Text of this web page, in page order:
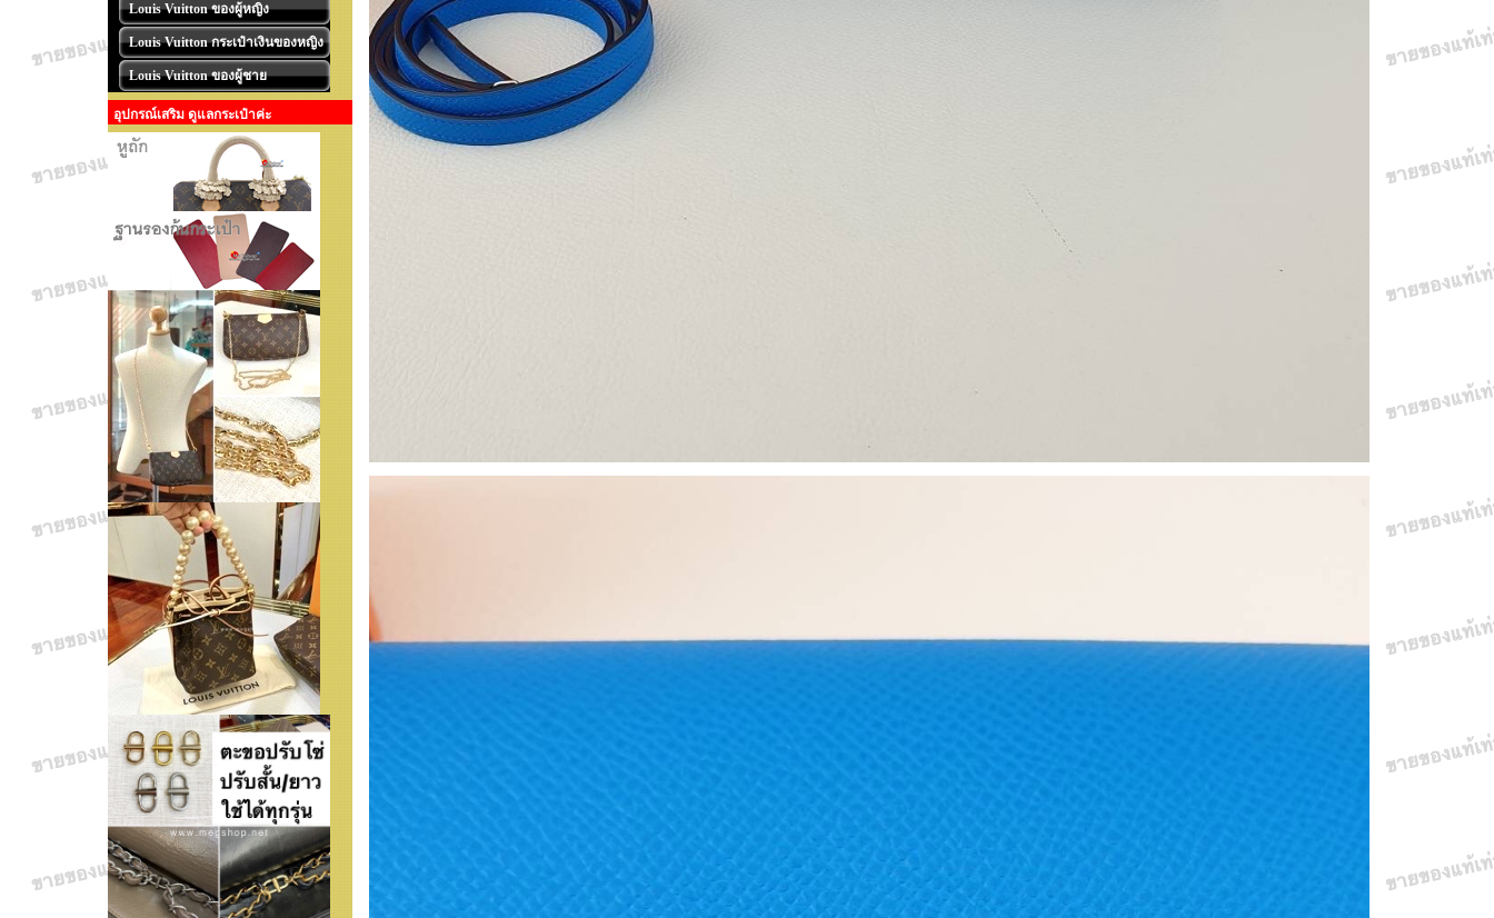
Louis Vuitton ของผู้หญิง
Louis Vuitton กระเป๋าเงินของหญิง
Louis Vuitton ของผู้ชาย
อุปกรณ์เสริม ดูแลกระเป๋าค่ะ